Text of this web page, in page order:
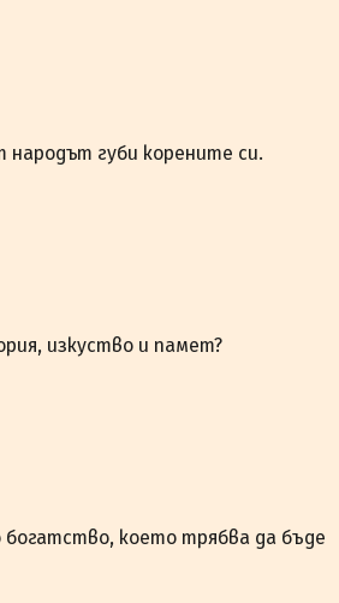
народът губи корените си.
изкуство и памет?
богатство, което трябва да бъде